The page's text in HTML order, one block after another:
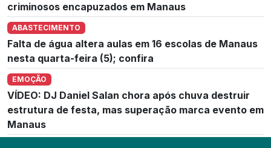
criminosos encapuzados em Manaus
ABASTECIMENTO
Falta de água altera aulas em 16 escolas de Manaus
nesta quarta-feira (5); confira
EMOÇÃO
VÍDEO: DJ Daniel Salan chora após chuva destruir
estrutura de festa, mas superação marca evento em
Manaus